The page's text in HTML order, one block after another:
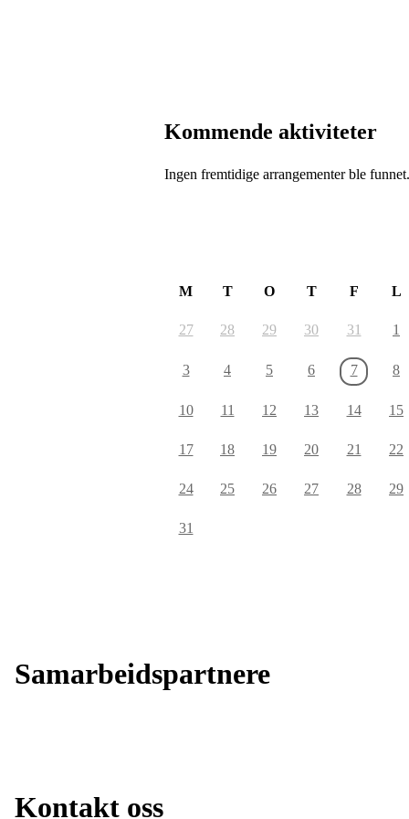
Kommende aktiviteter
Ingen fremtidige arrangementer ble funnet.
M T O T F L
27 28 29 30 31 1
3 4 5 6 7 8
10 11 12 13 14 15
17 18 19 20 21 22
24 25 26 27 28 29
31
Kontakt oss